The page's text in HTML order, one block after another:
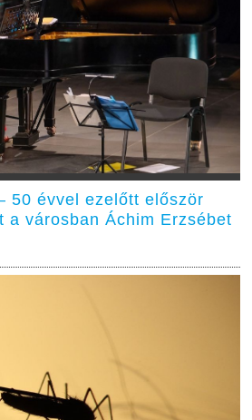
50 évvel ezelőtt először
a városban Áchim Erzsébet